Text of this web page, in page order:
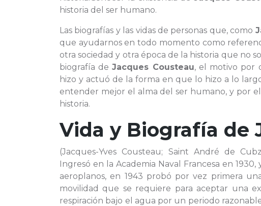
historia del ser humano.
Las biografías y las vidas de personas que, como
que ayudarnos en todo momento como
otra sociedad y otra época de la historia que no
biografía deJacques Cousteau, el motivo por
hizo y actuó de la forma en que lo hizo a lo
entender mejor el alma del ser humano, y por
historia.
Vida y Biografía de
(Jacques-Yves Cousteau; Saint André de
Ingresó en la Academia Naval Francesa en
aeroplanos, en 1943 probó por vez primera
movilidad que se requiere para aceptar una
respiración bajo el agua por un periodo